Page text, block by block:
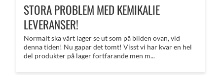
STORA PROBLEM MED KEMIKALIE
LEVERANSER!
Normalt ska vårt lager se ut som på bilden ovan, vid
denna tiden! Nu gapar det tomt! Visst vi har kvar en hel
del produkter på lager fortfarande men m...